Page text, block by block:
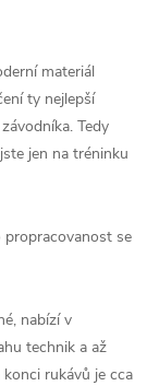
materiál
ty nejlepší
Tedy
jen na tréninku
propracovanost se
nabízí v
technik a až
rukávů je cca